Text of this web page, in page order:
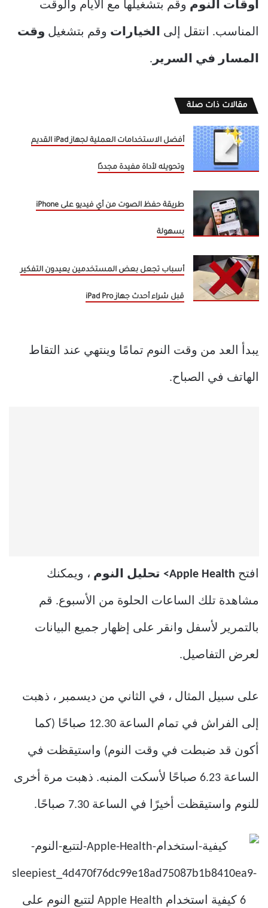
أوقات النوم وقم بتشغيلها مع الأيام والوقت
المناسب. انتقل إلى الخيارات وقم بتشغيل وقت
المسار في السرير .
مقالات ذات صلة
أفضل الاستخدامات العملية لجهاز iPad القديم
وتحويله لأداة مفيدة مجددًا
طريقة حفظ الصوت من أي فيديو على iPhone
بسهولة
أسباب تجعل بعض المستخدمين يعيدون التفكير
قبل شراء أحدث جهاز iPad Pro
يبدأ العد من وقت النوم تمامًا وينتهي عند التقاط
الهاتف في الصباح.
افتح ، ويمكنك
مشاهدة تلك الساعات الحلوة من الأسبوع. قم
بالتمرير لأسفل وانقر على إظهار جميع البيانات
لعرض التفاصيل.
على سبيل المثال ، في الثاني من ديسمبر ، ذهبت
إلى الفراش في تمام الساعة 12.30 صباحًا (كما
أكون قد ضبطت في وقت النوم) واستيقظت في
الساعة 6.23 صباحًا لأسكت المنبه. ذهبت مرة أخرى
للنوم واستيقظت أخيرًا في الساعة 7.30 صباحًا.